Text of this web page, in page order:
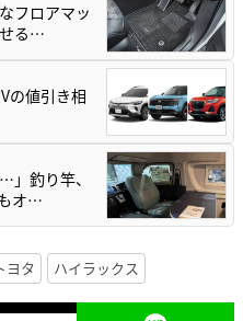
フロアマッ
せる…
の値引き相
釣り竿、
オ…
ヨタ ハイラックス